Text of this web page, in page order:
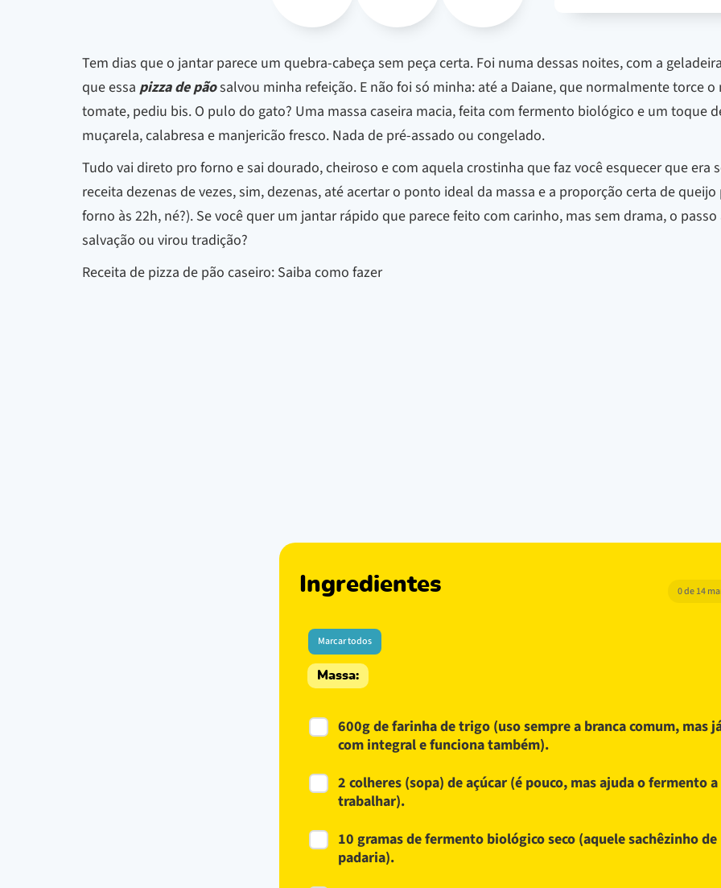
Tem dias que o jantar parece um quebra-cabeça sem peça certa. Foi numa dessas noites, com a
que essa pizza de pãosalvou minha refeição. E não foi só minha: até a Daiane, que normalmente torce
tomate, pediu bis. O pulo do gato? Uma massa caseira macia, feita com fermento biológico e um toque
muçarela, calabresa e manjericão fresco. Nada de pré-assado ou congelado.
Tudo vai direto pro forno e sai dourado, cheiroso e com aquela crostinha que faz você esquecer que era
receita dezenas de vezes, sim, dezenas, até acertar o ponto ideal da massa e a proporção certa de
forno às 22h, né?). Se você quer um jantar rápido que parece feito com carinho, mas sem drama, o
salvação ou virou tradição?
Receita de pizza de pão caseiro: Saiba como fazer
Ingredientes 0 de 14
Marcar todos
Massa:
600g de farinha de trigo (uso sempre a branca comum, mas
com integral e funciona também).
2 colheres (sopa) de açúcar (é pouco, mas ajuda o fermento a
trabalhar).
10 gramas de fermento biológico seco (aquele sachêzinho de
padaria).